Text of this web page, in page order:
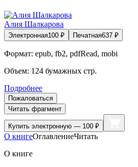
Алия Шалкарова
Электронная100 ₽ Печатная637 ₽
Формат: epub, fb2, pdfRead, mobi
Объем: 124 бумажных стр.
Подробнее
Пожаловаться
Читать фрагмент
Купить электронную — 100 ₽
О книгеОглавлениеЧитать
О книге